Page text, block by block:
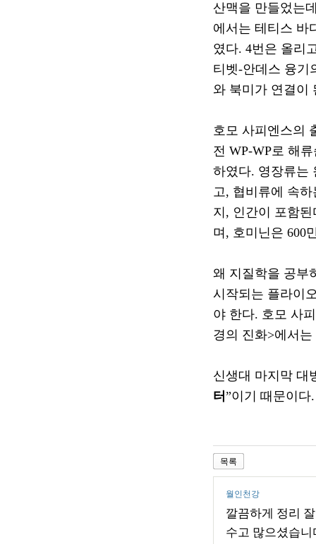
산맥을 만들었는
에서는 테티스 바
였다. 4번은 올리
티벳-안데스 융기
와 북미가 연결이
호모 사피엔스의
전 WP-WP로 해류
하였다. 영장류는
고, 협비류에 속
지 , 인간이 포함된
며 , 호미닌은 600
왜 지질학을 공부
시작되는 플라이
야 한다. 호모 사
경의 진화>에서는
신생대 마지막 대
터 ”이기 때문이다.
목록
월인천강
깔끔하게 정리
수고 많으셨습니